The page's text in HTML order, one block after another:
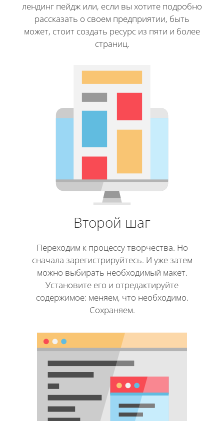
лендинг пейдж или, если вы хотите подробно
рассказать о своем предприятии, быть
может, стоит создать ресурс из пяти и более
страниц.
Второй шаг
Переходим к процессу творчества. Но
сначала зарегистрируйтесь. И уже затем
можно выбирать необходимый макет.
Установите его и отредактируйте
содержимое: меняем, что необходимо.
Сохраняем.